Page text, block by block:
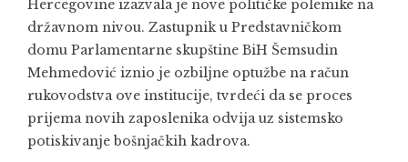
Hercegovine izazvala je nove političke polemike na
državnom nivou. Zastupnik u Predstavničkom
domu Parlamentarne skupštine BiH Šemsudin
Mehmedović iznio je ozbiljne optužbe na račun
rukovodstva ove institucije, tvrdeći da se proces
prijema novih zaposlenika odvija uz sistemsko
potiskivanje bošnjačkih kadrova.